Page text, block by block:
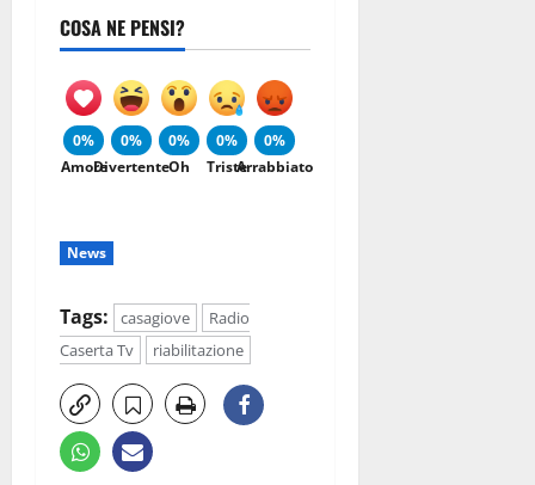
COSA NE PENSI?
0%
Amore
0%
Divertente
0%
Oh
0%
Triste
0%
Arrabbiato
News
Tags: casagiove
Radio
Caserta Tv
riabilitazione